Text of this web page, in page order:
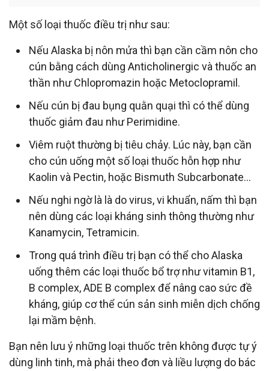
Một số loại thuốc điều trị như sau:
Nếu Alaska bị nôn mửa thì bạn cần cầm nôn cho
cún bằng cách dùng Anticholinergic và thuốc an
thần như Chlopromazin hoặc Metoclopramil.
Nếu cún bị đau bụng quằn quại thì có thể dùng
thuốc giảm đau như Perimidine.
Viêm ruột thường bị tiêu chảy. Lúc này, bạn cần
cho cún uống một số loại thuốc hỗn hợp như
Kaolin và Pectin, hoặc Bismuth Subcarbonate...
Nếu nghi ngờ là là do virus, vi khuẩn, nấm thì bạn
nên dùng các loại kháng sinh thông thường như
Kanamycin, Tetramicin.
Trong quá trình điều trị bạn có thể cho Alaska
uống thêm các loại thuốc bổ trợ như vitamin B1,
B complex, ADE B complex để nâng cao sức đề
kháng, giúp cơ thể cún sản sinh miễn dịch chống
lại mầm bệnh.
Bạn nên lưu ý những loại thuốc trên không được tự ý
dùng linh tinh, mà phải theo đơn và liều lượng do bác